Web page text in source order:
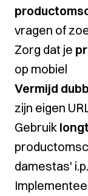
vragen of
Zorg dat je
op mobiel
Vermijd
zijn eigen
Gebruik
damestas'